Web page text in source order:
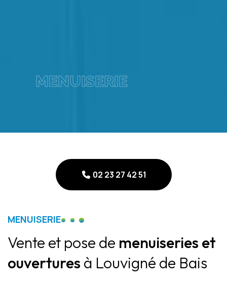
MENUISERIE
02 23 27 42 51
MENUISERIE
Vente et pose de menuiseries et
ouvertures à Louvigné de Bais